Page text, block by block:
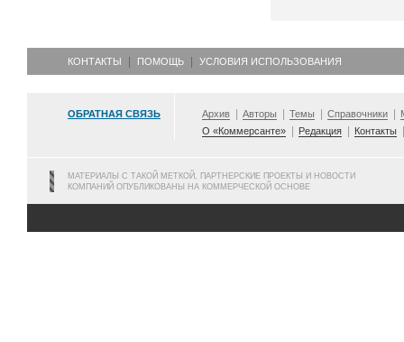
КОНТАКТЫ ПОМОЩЬ УСЛОВИЯ ИСПОЛЬЗОВАНИЯ
ОБРАТНАЯ СВЯЗЬ Архив Авторы Темы Справочники
О «Коммерсанте»
Редакция Контакты
МАТЕРИАЛЫ С ТАКОЙ МЕТКОЙ, ПАРТНЕРСКИЕ ПРОЕКТЫ И НОВОСТИ
КОМПАНИЙ ОПУБЛИКОВАНЫ НА КОММЕРЧЕСКОЙ ОСНОВЕ